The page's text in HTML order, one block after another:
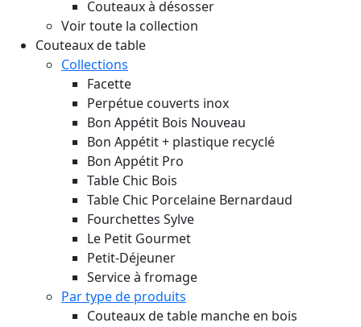
Couteaux à désosser
Voir toute la collection
Couteaux de table
Collections
Facette
Perpétue couverts inox
Bon Appétit Bois Nouveau
Bon Appétit + plastique recyclé
Bon Appétit Pro
Table Chic Bois
Table Chic Porcelaine Bernardaud
Fourchettes Sylve
Le Petit Gourmet
Petit-Déjeuner
Service à fromage
Par type de produits
Couteaux de table manche en bois